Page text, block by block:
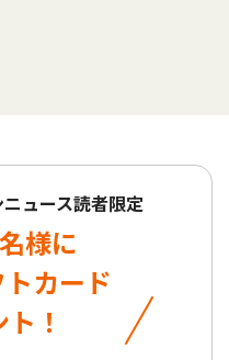
ュース読者限定
様に
カード
！